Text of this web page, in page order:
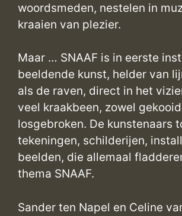
woordsmeden, nestelen in
kraaien van plezier.
Maar … SNAAF is in eerste
beeldende kunst, helder van
als de raven, direct in het
veel kraakbeen, zowel
losgebroken. De kunstenaars
tekeningen, schilderijen,
beelden, die allemaal
thema SNAAF.
Sander ten Napel en Celine